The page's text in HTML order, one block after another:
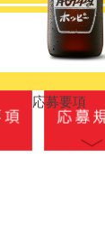
応募要項